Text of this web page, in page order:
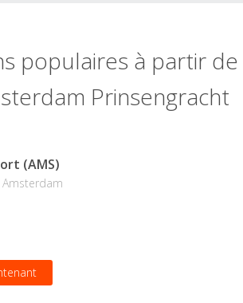
populaires à partir de
Prinsengracht
(AMS)